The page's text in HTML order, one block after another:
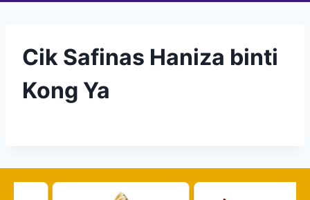
Cik Safinas Haniza binti
Kong Ya